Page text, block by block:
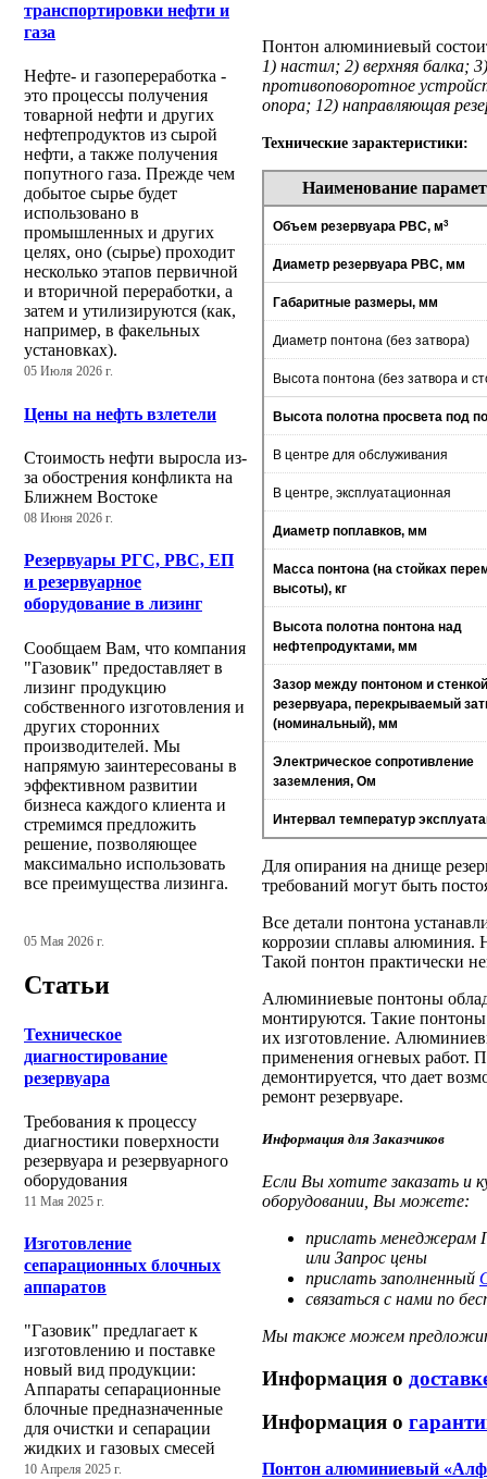
транспортировки нефти и
газа
Нефте- и газопереработка -
это процессы получения
товарной нефти и других
нефтепродуктов из сырой
нефти, а также получения
попутного газа. Прежде чем
добытое сырье будет
использовано в
промышленных и других
целях, оно (сырье) проходит
несколько этапов первичной
и вторичной переработки, а
затем и утилизируются (как,
например, в факельных
установках).
05 Июля 2026 г.
Цены на нефть взлетели
Стоимость нефти выросла из-
за обострения конфликта на
Ближнем Востоке
08 Июня 2026 г.
Резервуары РГС, РВС, ЕП
и резервуарное
оборудование в лизинг
Сообщаем Вам, что компания
"Газовик" предоставляет в
лизинг продукцию
собственного изготовления и
других сторонних
производителей. Мы
напрямую заинтересованы в
эффективном развитии
бизнеса каждого клиента и
стремимся предложить
решение, позволяющее
максимально использовать
все преимущества лизинга.
05 Мая 2026 г.
Статьи
Техническое
диагностирование
резервуара
Требования к процессу
диагностики поверхности
резервуара и резервуарного
оборудования
11 Мая 2025 г.
Изготовление
сепарационных блочных
аппаратов
"Газовик" предлагает к
изготовлению и поставке
новый вид продукции:
Аппараты сепарационные
блочные предназначенные
для очистки и сепарации
жидких и газовых смесей
10 Апреля 2025 г.
Понтон алюминиевый
1) настил; 2) верхняя балка;
противоповоротное
опора; 12) направляющая
Технические зарактеристики:
Наименование
Объем резервуара РВС, м3
Диаметр резервуара РВС, мм
Габаритные размеры, мм
Диаметр понтона (без затвора)
Высота понтона (без затвора и
Высота полотна просвета под
В центре для обслуживания
В центре, эксплуатационная
Диаметр поплавков, мм
Масса понтона (на стойках
высоты), кг
Высота полотна понтона над
нефтепродуктами, мм
Зазор между понтоном и стенкой
резервуара, перекрываемый
(номинальный), мм
Электрическое сопротивление
заземления, Ом
Интервал температур
Для опирания на днище
требований могут быть
Все детали понтона
коррозии сплавы алюминия.
Такой понтон практически
Алюминиевые понтоны
монтируются. Такие
их изготовление.
применения огневых работ.
демонтируется, что дает
ремонт резервуаре.
Информация для Заказчиков
Если Вы хотите заказать и
оборудовании, Вы можете:
прислать менеджерам
или Запрос цены
прислать заполненный
связаться с нами по
Мы также можем
Информация о
Информация о
Понтон алюминиевый